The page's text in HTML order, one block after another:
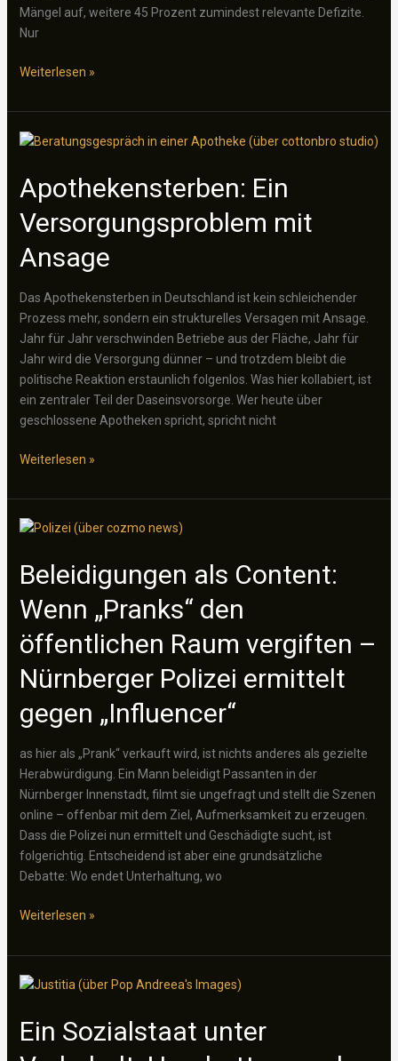
Mängel auf, weitere 45 Prozent zumindest relevante Defizite.
Nur
Notstrom
auf
dem
Berliner
Stromausfall
entlarvt
ein
Systemversagen
Weiterlesen »
Apothekensterben: Ein
Versorgungsproblem mit
Ansage
Das Apothekensterben in Deutschland ist kein schleichender
Prozess mehr, sondern ein strukturelles Versagen mit Ansage.
Jahr für Jahr verschwinden Betriebe aus der Fläche, Jahr für
Jahr wird die Versorgung dünner – und trotzdem bleibt die
politische Reaktion erstaunlich folgenlos. Was hier kollabiert, ist
ein zentraler Teil der Daseinsvorsorge. Wer heute über
geschlossene Apotheken spricht, spricht nicht
Apothekensterben:
Versorgungsproblem
mit
Weiterlesen »
Beleidigungen als Content:
Wenn „Pranks“ den
öffentlichen Raum vergiften –
Nürnberger Polizei ermittelt
gegen „Influencer“
as hier als „Prank“ verkauft wird, ist nichts anderes als gezielte
Herabwürdigung. Ein Mann beleidigt Passanten in der
Nürnberger Innenstadt, filmt sie ungefragt und stellt die Szenen
online – offenbar mit dem Ziel, Aufmerksamkeit zu erzeugen.
Dass die Polizei nun ermittelt und Geschädigte sucht, ist
folgerichtig. Entscheidend ist aber eine grundsätzliche
Debatte: Wo endet Unterhaltung, wo
Beleidigungen
Content:
Wenn
öffentlichen
Raum
Weiterlesen »
Ein Sozialstaat unter